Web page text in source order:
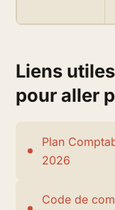
Liens
pour aller
Plan
2026
Code de